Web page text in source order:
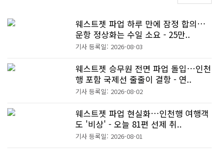
웨스트젯 파업 하루 만에 잠정 합의…
운항 정상화는 수일 소요 - 25만..
기사 등록일: 2026-08-03
웨스트젯 승무원 전면 파업 돌입…인천
행 포함 국제선 줄줄이 결항 - 연..
기사 등록일: 2026-08-02
웨스트젯 파업 현실화…인천행 여행객
도 '비상' - 오늘 81편 선제 취..
기사 등록일: 2026-08-01